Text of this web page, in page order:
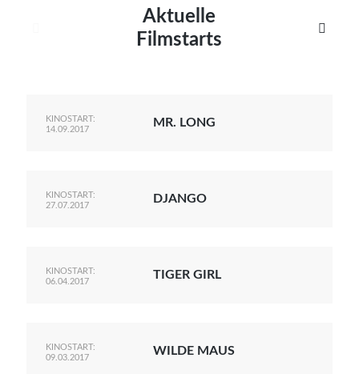
Aktuelle
Filmstarts

KINOSTART:
14.09.2017
MR. LONG
KINOSTART:
27.07.2017
DJANGO
KINOSTART:
06.04.2017
TIGER GIRL
KINOSTART:
09.03.2017
WILDE MAUS